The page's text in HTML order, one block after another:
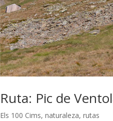
Ruta: Pic de
Els 100 Cims,naturaleza,rutas